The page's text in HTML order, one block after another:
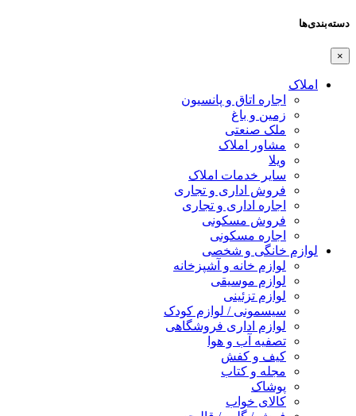
دسته‌بندی‌ها
×
املاک
اجاره اتاق و پانسیون
زمین و باغ
ملک صنعتی
مشاور املاک
ویلا
سایر خدمات املاک
فروش اداری و تجاری
اجاره اداری و تجاری
فروش مسکونی
اجاره مسکونی
لوازم خانگی و شخصی
لوازم خانه و آشپزخانه
لوازم موسیقی
لوازم تزئینی
سیسمونی / لوازم کودک
لوازم اداری فروشگاهی
تصفیه آب و هوا
کیف و کفش
مجله و کتاب
پوشاک
کالای خواب